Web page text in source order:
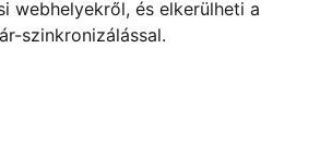
webhelyekről, és elkerülheti a
szinkronizálással.